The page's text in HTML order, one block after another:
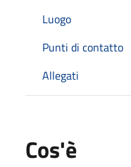
Luogo
Punti di contatto
Allegati
Cos'è